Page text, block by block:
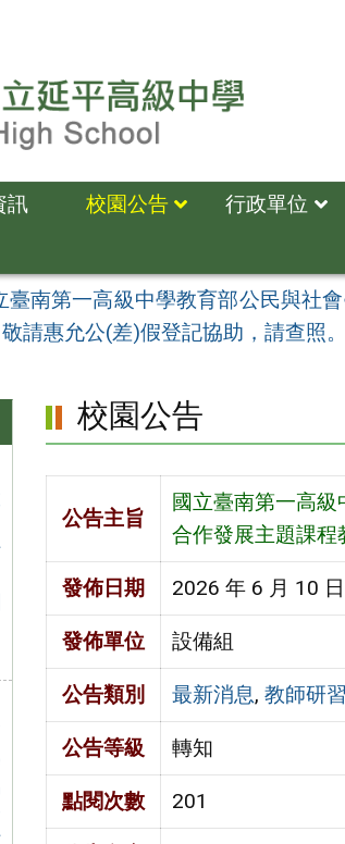
訊 校園公告 行政單位
臺南第一高級中學教育部公民與社
請惠允公(差)假登記協助，請查照。
校園公告
公告主旨
國立臺南第一高
合作發展主題課程
發佈日期 2026 年 6 月 10 日
發佈單位 設備組
公告類別 最新消息, 教師研習
公告等級 轉知
點閱次數 201